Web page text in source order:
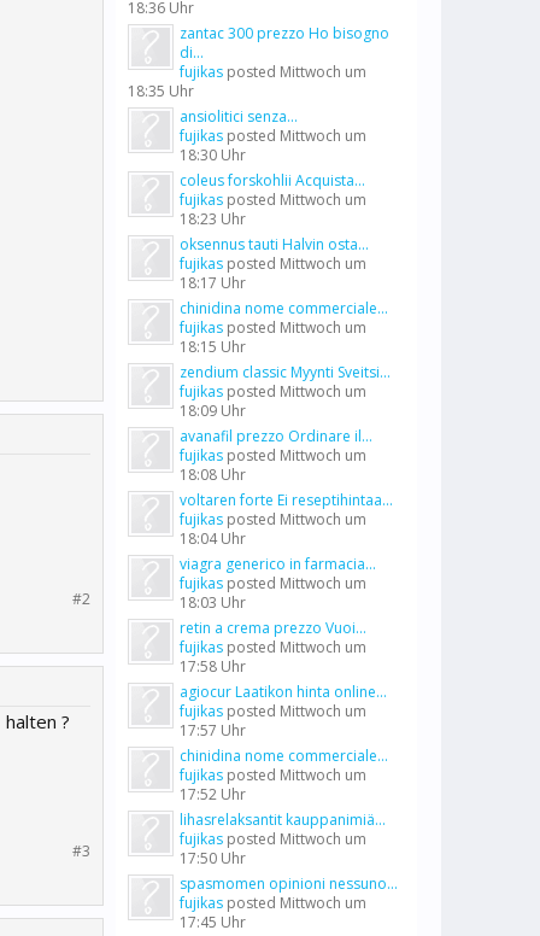
#2
?
#3
18:36 Uhr
zantac 300 prezzo Ho bisogno
di...
fujikas posted Mittwoch um
18:35 Uhr
ansiolitici senza...
fujikas posted Mittwoch um
18:30 Uhr
coleus forskohlii Acquista...
fujikas posted Mittwoch um
18:23 Uhr
oksennus tauti Halvin osta...
fujikas posted Mittwoch um
18:17 Uhr
chinidina nome commerciale...
fujikas posted Mittwoch um
18:15 Uhr
zendium classic Myynti Sveitsi...
fujikas posted Mittwoch um
18:09 Uhr
avanafil prezzo Ordinare il...
fujikas posted Mittwoch um
18:08 Uhr
voltaren forte Ei reseptihintaa...
fujikas posted Mittwoch um
18:04 Uhr
viagra generico in farmacia...
fujikas posted Mittwoch um
18:03 Uhr
retin a crema prezzo Vuoi...
fujikas posted Mittwoch um
17:58 Uhr
agiocur Laatikon hinta online...
fujikas posted Mittwoch um
17:57 Uhr
chinidina nome commerciale...
fujikas posted Mittwoch um
17:52 Uhr
lihasrelaksantit kauppanimiä...
fujikas posted Mittwoch um
17:50 Uhr
spasmomen opinioni nessuno...
fujikas posted Mittwoch um
17:45 Uhr